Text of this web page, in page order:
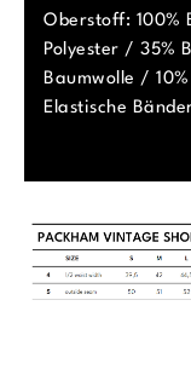
Oberstoff: 100%
Polyester / 35%
Baumwolle /
Elastische